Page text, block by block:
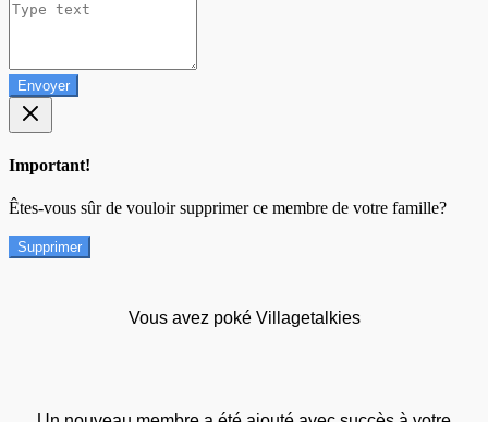
Envoyer
Important!
Êtes-vous sûr de vouloir supprimer ce membre de votre famille?
Supprimer
Vous avez poké Villagetalkies